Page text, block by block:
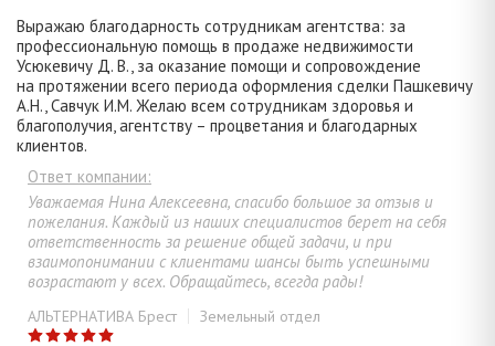
Выражаю благодарность сотрудникам агентства: за
профессиональную помощь в продаже недвижимости
Усюкевичу Д. В., за оказание помощи и сопровождение
на протяжении всего периода оформления сделки Пашкевичу
А.Н., Савчук И.М. Желаю всем сотрудникам здоровья и
благополучия, агентству – процветания и благодарных
клиентов.
Ответ компании:
Уважаемая Нина Алексеевна, спасибо большое за отзыв и
пожелания. Каждый из наших специалистов берет на себя
ответственность за решение общей задачи, и при
взаимопонимании с клиентами шансы быть успешными
возрастают у всех. Обращайтесь, всегда рады!
АЛЬТЕРНАТИВА Брест Земельный отдел